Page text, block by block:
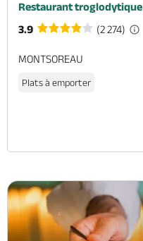
Restaurant troglodytique
3.9
(2 274)
MONTSOREAU
Plats à emporter